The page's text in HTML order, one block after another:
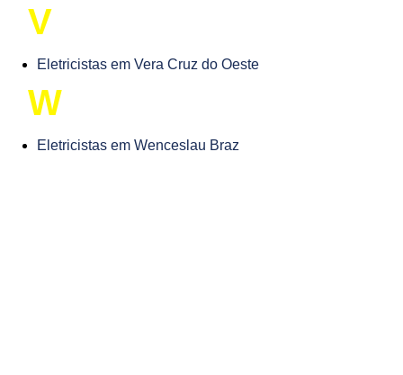
V
Eletricistas em Vera Cruz do Oeste
W
Eletricistas em Wenceslau Braz